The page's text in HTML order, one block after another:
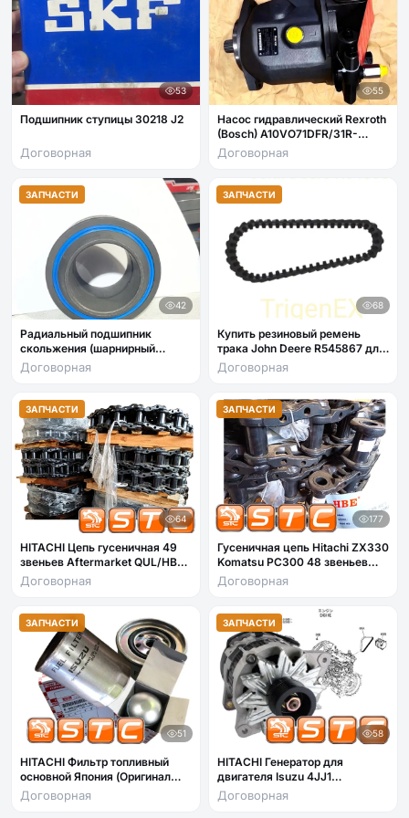
53
Подшипник ступицы 30218 J2
Договорная
55
Насос гидравлический Rexroth
(Bosch) A10VO71DFR/31R-
VRC42K07 / John Deere
AT407295.
Договорная
ЗАПЧАСТИ
42
Радиальный подшипник
скольжения (шарнирный
подшипник)
Договорная
ЗАПЧАСТИ
68
Купить резиновый ремень
трака John Deere R545867 для
комбайна
Договорная
ЗАПЧАСТИ
64
HITACHI Цепь гусеничная 49
звеньев Aftermarket QUL/HBE
TRACK (9135646-HBE) для
экскаваторов Hitachi ZX200,
Договорная
ЗАПЧАСТИ
177
Гусеничная цепь Hitachi ZX330
Komatsu PC300 48 звеньев
9167840-HBE
Договорная
ЗАПЧАСТИ
51
HITACHI Фильтр топливный
основной Япония (Оригинал
4206080, ISUZU GENUINE
PARTS) для экскаваторов
Договорная
ЗАПЧАСТИ
58
HITACHI Генератор для
двигателя Isuzu 4JJ1
экскаваторов Hitachi ZX110-3,
ZX120-3, ZX160LC-3,
Договорная